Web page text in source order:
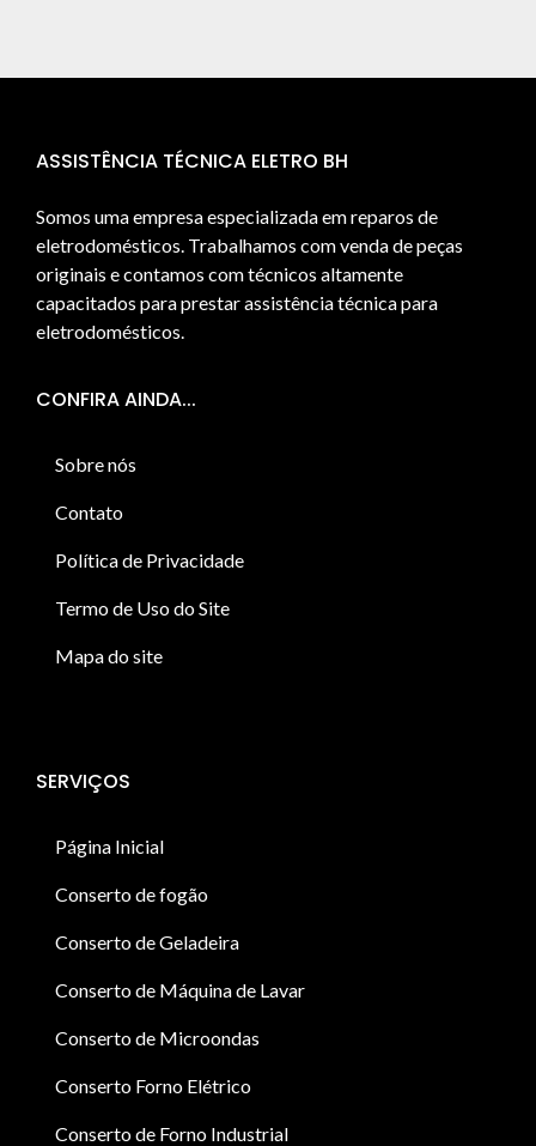
ASSISTÊNCIA TÉCNICA ELETRO BH
Somos uma empresa especializada em reparos de
eletrodomésticos. Trabalhamos com venda de peças
originais e contamos com técnicos altamente
capacitados para prestar assistência técnica para
eletrodomésticos.
CONFIRA AINDA...
Sobre nós
Contato
Política de Privacidade
Termo de Uso do Site
Mapa do site
SERVIÇOS
Página Inicial
Conserto de fogão
Conserto de Geladeira
Conserto de Máquina de Lavar
Conserto de Microondas
Conserto Forno Elétrico
Conserto de Forno Industrial